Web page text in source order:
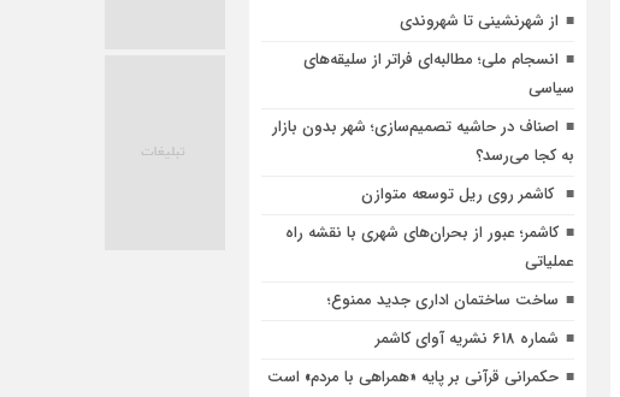
از شهرنشینی تا شهروندی
انسجام ملی؛ مطالبه‌ای فراتر از سلیقه‌های
سیاسی
اصناف در حاشیه تصمیم‌سازی؛ شهر بدون بازار
به کجا می‌رسد؟
کاشمر روی ریل توسعه متوازن
کاشمر؛ عبور از بحران‌های شهری با نقشه راه
عملیاتی
ساخت ساختمان اداری جدید ممنوع؛
شماره 618 نشریه آوای کاشمر
حکمرانی قرآنی بر پایه «همراهی با مردم» است